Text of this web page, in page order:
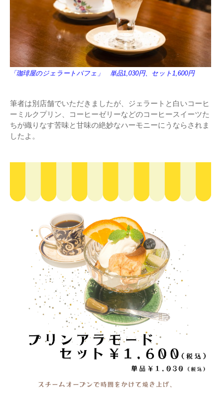
「珈琲屋のジェラートパフェ」 単品1,030円、セット1,600円
筆者は別店舗でいただきましたが、ジェラートと白いコーヒ
ーミルクプリン、コーヒーゼリーなどのコーヒースイーツた
ちが織りなす苦味と甘味の絶妙なハーモニーにうならされま
したよ。